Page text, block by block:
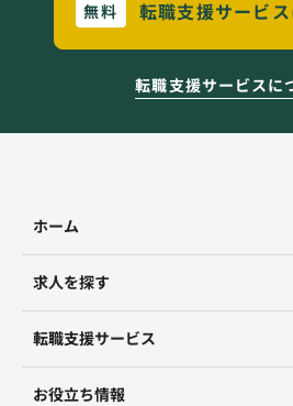
無料 転職支援サービ
転職支援サービスに
ホーム
求人を探す
転職支援サービス
お役立ち情報